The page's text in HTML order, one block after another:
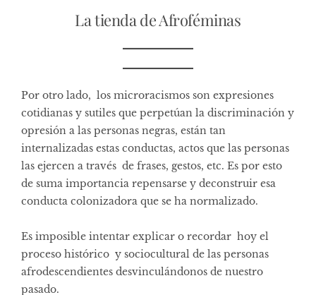
La tienda de Afroféminas
Por otro lado, los microracismos son expresiones
cotidianas y sutiles que perpetúan la discriminación y
opresión a las personas negras, están tan
internalizadas estas conductas, actos que las personas
las ejercen a través de frases, gestos, etc. Es por esto
de suma importancia repensarse y deconstruir esa
conducta colonizadora que se ha normalizado.
Es imposible intentar explicar o recordar hoy el
proceso histórico y sociocultural de las personas
afrodescendientes desvinculándonos de nuestro
pasado.